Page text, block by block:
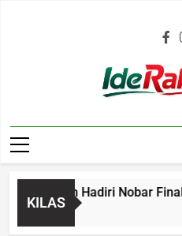
KILAS
Bobotoh Hadiri Nobar Final